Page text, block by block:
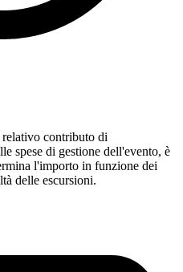
contributo di
spese di gestione dell'evento, è
l'importo in funzione dei
delle escursioni.